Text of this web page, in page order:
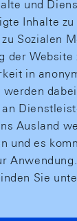
und
Inhalte
Sozialen
der Website
in
Ausland
und es
Sie